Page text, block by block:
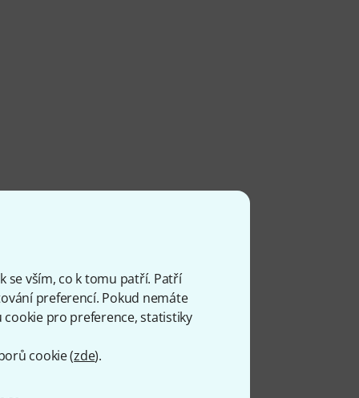
se vším, co k tomu patří. Patří
preferencí. Pokud nemáte
pro preference, statistiky
cookie (zde).